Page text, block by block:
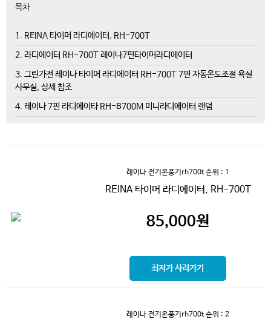
목차
1. REINA 타이머 라디에이터, RH-700T
2. 라디에이터 RH-700T 레이나7핀타이머라디에이터
3. 그린가전 레이나 타이머 라디에이터 RH-700T 7핀 자동온도조절 욕실
사무실, 상세 참조
4. 레이나 7핀 라디에이타 RH-B700M 미니라디에이터 랜덤
레이나 전기온풍기rh700t순위 : 1
REINA 타이머 라디에이터, RH-700T
85,000원
최저가 사러가기
레이나 전기온풍기rh700t순위 : 2